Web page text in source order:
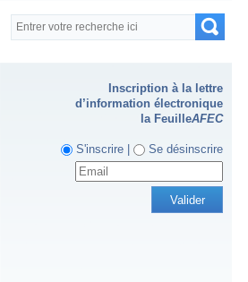
Formulaire de recherche
Recherche
Inscription à la lettre
d’information électronique
la FeuilleAFEC
S'inscrire | Se désinscrire